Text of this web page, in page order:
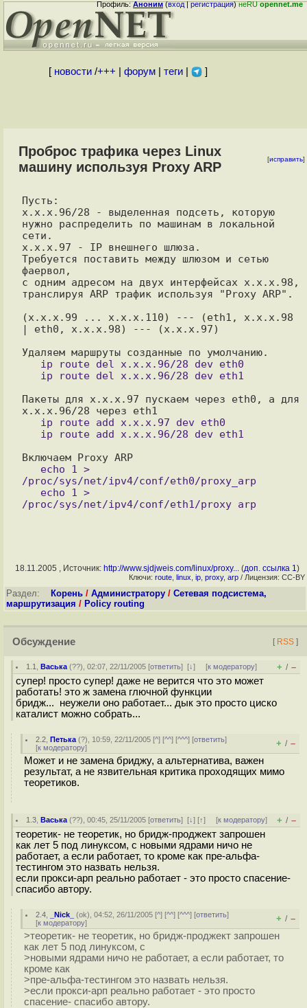
Профиль:Аноним(вход|регистрация)неRUopennet.me
[ новости/+++ форум| теги| ]
Проброс трафика через Linux
машину используя Proxy ARP
[исправить]
Пусть:
x.x.x.96/28 - выделенная подсеть, которую
нужно распределить по машинам в локальной
сети.
x.x.x.97 - IP внешнего шлюза.
Требуется поставить между шлюзом и сетью
фаервол,
с одним адресом на двух интерфейсах x.x.x.98,
транслируя ARP трафик используя "Proxy ARP".
(x.x.x.99 ... x.x.x.110) --- (eth1, x.x.x.98
| eth0, x.x.x.98) --- (x.x.x.97)
Пакеты для x.x.x.97 пускаем через eth0, а для
Включаем Proxy ARP
/proc/sys/net/ipv4/conf/eth0/proxy_arp
18.11.2005 , Источник: http://www.sjdjweis.com/linux/proxy...(доп. ссылка 1)
Ключи: route linux ip proxy, arp / Лицензия: CC-BY
Раздел: Корень / Администратору / Сетевая подсистема,
маршрутизация / Policy routing
Обсуждение [ RSS ]
1.1 ,Васька (??), 02:07, 22/11/2005 [ответить][↓] [к модератору] + / –
супер! просто супер! даже не верится что это может
работать! это ж замена глючной функции
бридж... неужели оно работает... дык это просто циско
каталист можно собрать...
2.2 ,Петька (?), 10:59, 22/11/2005 [^] [^^] [^^^] [ответить]
[к модератору] + / –
Может и не замена бриджу, а альтернатива, важен
результат, а не язвительная критика проходящих мимо
теоретиков.
1.3 ,Васька (??), 00:45, 25/11/2005 [ответить][↓] [↑] [к модератору] + / –
теоретик- не теоретик, но бридж-проджект запрошен
как лет 5 под линуксом, с новыми ядрами ничо не
работает, а если работает, то кроме как пре-альфа-
тестингом это назвать нельзя.
если прокси-арп реально работает - это просто спасение-
спасибо автору.
2.4 _Nick_ (ok), 04:52, 26/11/2005 [^] [^^] [^^^] [ответить]
[к модератору] + / –
>теоретик- не теоретик, но бридж-проджект запрошен
как лет 5 под линуксом, с
>новыми ядрами ничо не работает, а если работает, то
кроме как
>пре-альфа-тестингом это назвать нельзя.
>если прокси-арп реально работает - это просто
спасение- спасибо автору.